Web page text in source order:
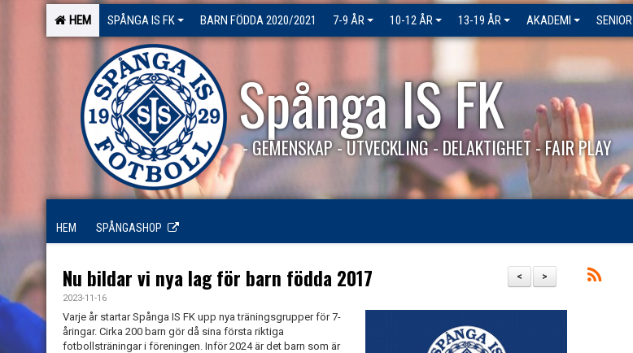
HEM SPÅNGA IS FK BARN FÖDDA 2020/2021 7-9 ÅR 10-12 ÅR 13-19 ÅR AKADEMI SENIOR
Spånga IS FK
- GEMENSKAP - UTVECKLING - DELAKTIGHET - FAIR PLAY
HEM SPÅNGASHOP
>
<
Nu bildar vi nya lag för barn födda 2017
2023-11-16
Varje år startar Spånga IS FK upp nya träningsgrupper för 7-
åringar. Cirka 200 barn gör då sina första riktiga
fotbollsträningar i föreningen. Inför 2024 är det barn som är